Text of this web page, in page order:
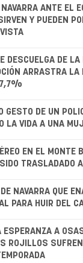
ANTE EL
Y PUEDEN
DESCUELGA DE
ARRASTRA LA
7,7%
GESTO DE UN
LA VIDA A UNA
EN EL MONTE
TRASLADADO
NAVARRA QUE
PARA HUIR DEL
ESPERANZA A
ROJILLOS